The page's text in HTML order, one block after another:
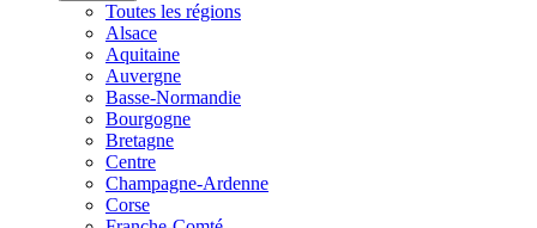
Toutes les régions
Alsace
Aquitaine
Auvergne
Basse-Normandie
Bourgogne
Bretagne
Centre
Champagne-Ardenne
Corse